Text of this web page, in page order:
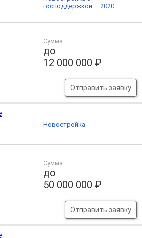
Сумма
до
12 000 000 ₽
Отправить заявку
господдержкой — 2020
Сумма
до
50 000 000 ₽
Отправить заявку
Новостройка